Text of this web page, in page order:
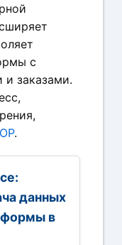
с
и заказами.
.
данных
формы в